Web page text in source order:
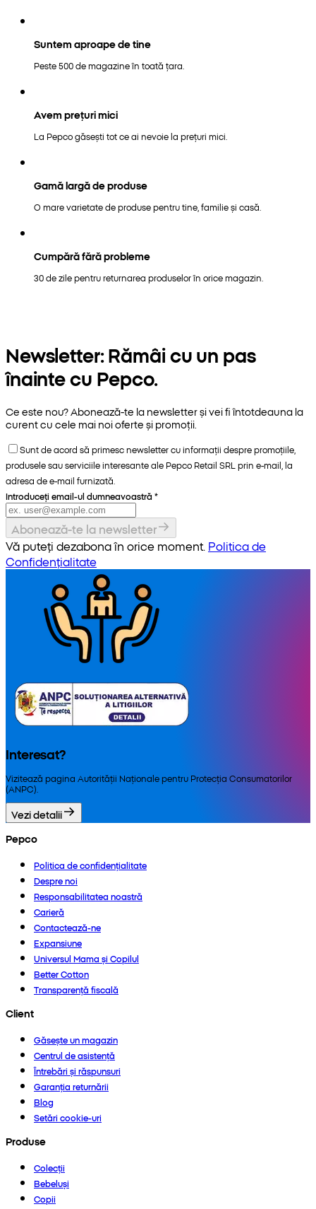
Suntem aproape de tine
Peste 500 de magazine în toată țara.
Avem prețuri mici
La Pepco găsești tot ce ai nevoie la prețuri mici.
Gamă largă de produse
O mare varietate de produse pentru tine, familie și casă.
Cumpără fără probleme
30 de zile pentru returnarea produselor în orice magazin.
Newsletter: Rămâi cu un pas
înainte cu Pepco.
Ce este nou? Abonează-te la newsletter și vei fi întotdeauna la
curent cu cele mai noi oferte și promoții.
Sunt de acord să primesc newsletter cu informații despre promoțiile,
produsele sau serviciile interesante ale Pepco Retail SRL prin e-mail, la
adresa de e-mail furnizată.
Introduceți email-ul dumneavoastră *
Abonează-te la newsletter
Vă puteți dezabona în orice moment. Politica de
Confidențialitate
Interesat?
Vizitează pagina Autorității Naționale pentru Protecția Consumatorilor
(ANPC).
Vezi detalii
Pepco
Politica de confidențialitate
Despre noi
Responsabilitatea noastră
Carieră
Contactează-ne
Expansiune
Universul Mama și Copilul
Better Cotton
Transparență fiscală
Client
Găsește un magazin
Centrul de asistență
Întrebări și răspunsuri
Garanția returnării
Blog
Setări cookie-uri
Produse
Colecții
Bebeluși
Copii